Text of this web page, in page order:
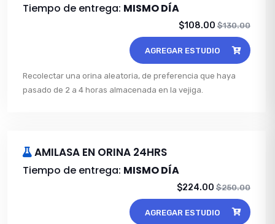
Tiempo de entrega: MISMO DÍA
$108.00 $130.00
AGREGAR ESTUDIO
Recolectar una orina aleatoria, de preferencia que haya
pasado de 2 a 4 horas almacenada en la vejiga.
AMILASA EN ORINA 24HRS
Tiempo de entrega: MISMO DÍA
$224.00 $250.00
AGREGAR ESTUDIO